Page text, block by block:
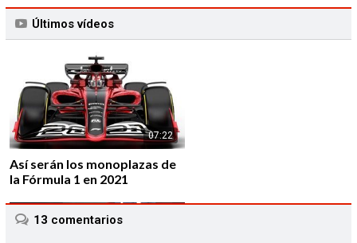
Últimos vídeos
07:22
Así serán los monoplazas de
la Fórmula 1 en 2021
13 comentarios